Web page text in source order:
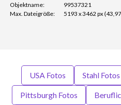
Objektname:
99537321
Max. Dateigröße:
5193 x 3462 px
USA Fotos Stahl Fotos
Pittsburgh Fotos